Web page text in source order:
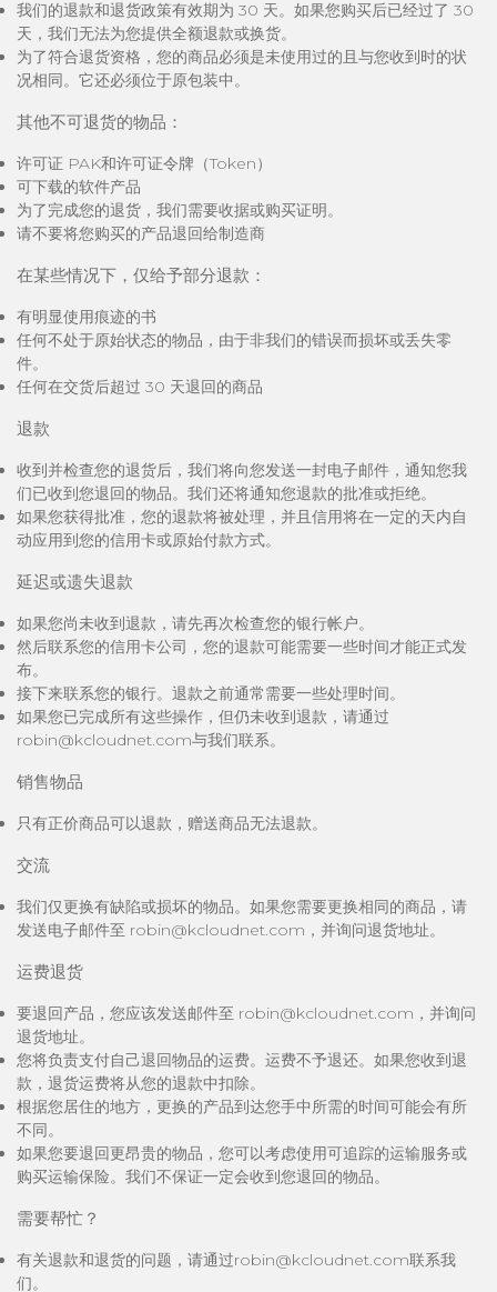
我们的退款和退货政策有效期为 30 天。如果您购买后已经过了 30
天，我们无法为您提供全额退款或换货。
为了符合退货资格，您的商品必须是未使用过的且与您收到时的状
况相同。它还必须位于原包装中。
其他不可退货的物品：
许可证 PAK和许可证令牌（Token）
可下载的软件产品
为了完成您的退货，我们需要收据或购买证明。
请不要将您购买的产品退回给制造商
在某些情况下，仅给予部分退款：
有明显使用痕迹的书
任何不处于原始状态的物品，由于非我们的错误而损坏或丢失零
件。
任何在交货后超过 30 天退回的商品
退款
收到并检查您的退货后，我们将向您发送一封电子邮件，通知您我
们已收到您退回的物品。我们还将通知您退款的批准或拒绝。
如果您获得批准，您的退款将被处理，并且信用将在一定的天内自
动应用到您的信用卡或原始付款方式。
延迟或遗失退款
如果您尚未收到退款，请先再次检查您的银行帐户。
然后联系您的信用卡公司，您的退款可能需要一些时间才能正式发
布。
接下来联系您的银行。退款之前通常需要一些处理时间。
如果您已完成所有这些操作，但仍未收到退款，请通过
robin@kcloudnet.com与我们联系。
销售物品
只有正价商品可以退款，赠送商品无法退款。
交流
我们仅更换有缺陷或损坏的物品。如果您需要更换相同的商品，请
发送电子邮件至 robin@kcloudnet.com，并询问退货地址。
运费退货
要退回产品，您应该发送邮件至 robin@kcloudnet.com，并询问
退货地址。
您将负责支付自己退回物品的运费。运费不予退还。如果您收到退
款，退货运费将从您的退款中扣除。
根据您居住的地方，更换的产品到达您手中所需的时间可能会有所
不同。
如果您要退回更昂贵的物品，您可以考虑使用可追踪的运输服务或
购买运输保险。我们不保证一定会收到您退回的物品。
需要帮忙？
有关退款和退货的问题，请通过robin@kcloudnet.com联系我
们。